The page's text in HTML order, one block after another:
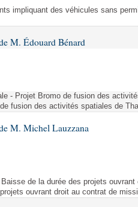
lois
impliquant des véhicules sans
M. Édouard Bénard
- Projet Bromo de fusion des
fusion des activités spatiales de
M. Michel Lauzzana
de la durée des projets
ouvrant droit au contrat de